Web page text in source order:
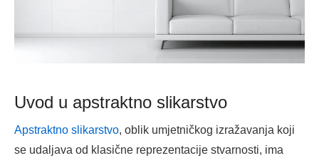
Uvod u apstraktno slikarstvo
Apstraktno slikarstvo, oblik umjetničkog izražavanja koji
se udaljava od klasične reprezentacije stvarnosti, ima